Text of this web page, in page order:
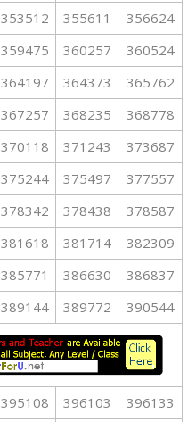
353512 355611
356624
359475 360257
360524
364197 364373
365762
367257 368235
368778
370118 371243
373687
375244 375497
377557
378342 378438
378587
381618 381714
382309
385771 386630
386837
389144 389772 390544
395108 396103
396133